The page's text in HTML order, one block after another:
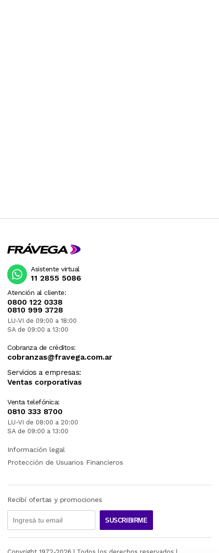
Atención al cliente:
0800 122 0338
0810 999 3728
LU-VI de 09:00 a 18:00
SA de 09:00 a 13:00
Cobranza de créditos:
cobranzas@fravega.com.ar
Servicios a empresas:
Ventas corporativas
Venta telefónica:
0810 333 8700
LU-VI de 08:00 a 20:00
SA de 09:00 a 13:00
Asistente virtual
11 2855 5086
Información legal
Protección de Usuarios Financieros
Recibí ofertas y promociones
SUSCRIBIRME